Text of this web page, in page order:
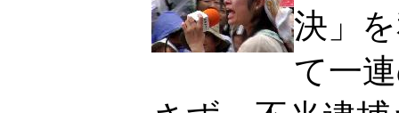
決」
て一